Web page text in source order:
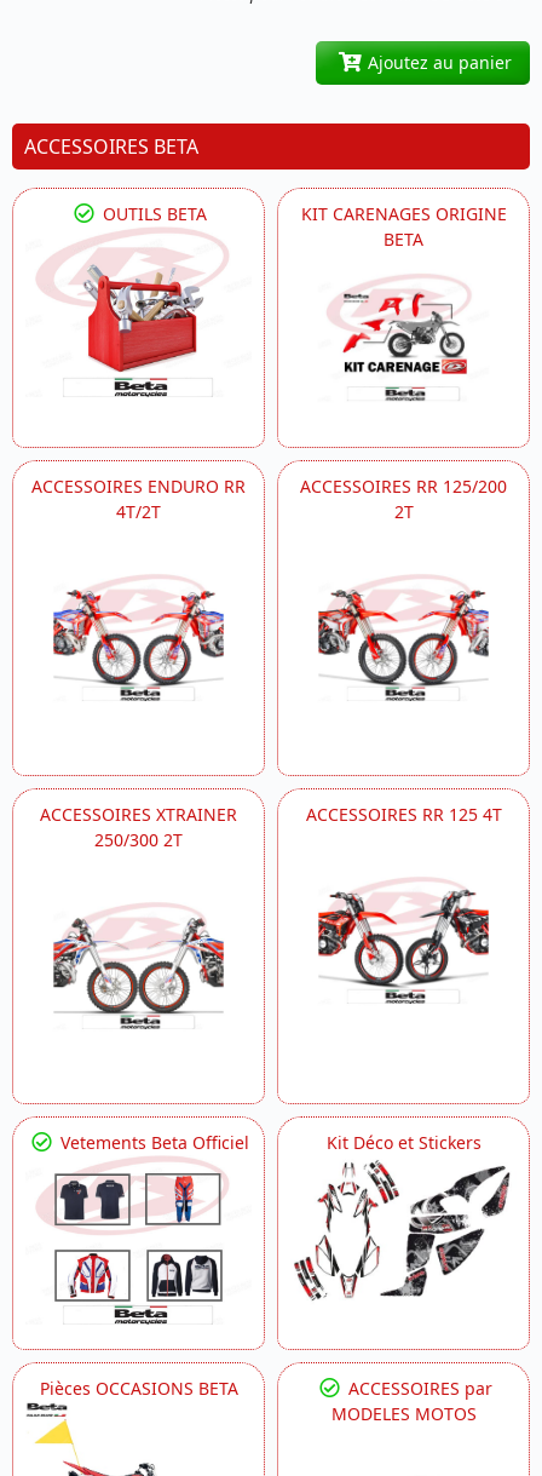
Ajoutez au panier
ACCESSOIRES BETA
OUTILS BETA
KIT CARENAGES ORIGINE
BETA
ACCESSOIRES ENDURO RR
4T/2T
ACCESSOIRES RR 125/200
2T
ACCESSOIRES XTRAINER
250/300 2T
ACCESSOIRES RR 125 4T
Vetements Beta Officiel Kit Déco et Stickers
Pièces OCCASIONS BETA
ACCESSOIRES par
MODELES MOTOS